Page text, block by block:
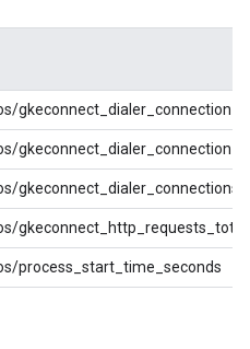
gkeconnect_dialer_connections
gkeconnect_http_requests_total
process_start_time_seconds